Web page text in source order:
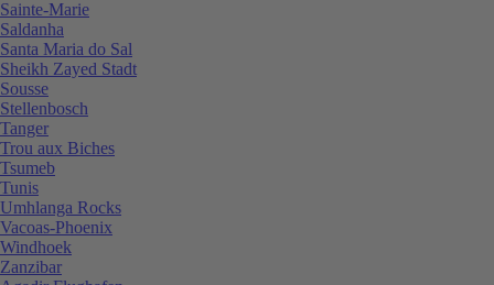
Sainte-Marie
Saldanha
Santa Maria do Sal
Sheikh Zayed Stadt
Sousse
Stellenbosch
Tanger
Trou aux Biches
Tsumeb
Tunis
Umhlanga Rocks
Vacoas-Phoenix
Windhoek
Zanzibar